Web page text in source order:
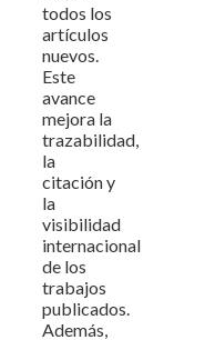
todos los
artículos
nuevos.
Este
avance
mejora la
trazabilidad,
la
citación y
la
visibilidad
internacional
de los
trabajos
publicados.
Además,